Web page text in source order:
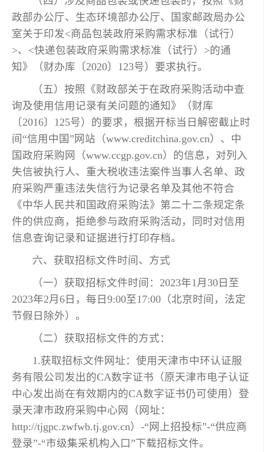
政部办公厅、生态环境部办公厅、国家邮政局办公
室关于印发<商品包装政府采购需求标准（试行）
>、<快递包装政府采购需求标准（试行）>的通
知》（财办库〔2020〕123号）要求执行。
（五）按照《财政部关于在政府采购活动中查
询及使用信用记录有关问题的通知》（财库
〔2016〕125号）的要求，根据开标当日解密截止时
间“信用中国”网站（www.creditchina.gov.cn）、中
国政府采购网（www.ccgp.gov.cn）的信息，对列入
失信被执行人、重大税收违法案件当事人名单、政
府采购严重违法失信行为记录名单及其他不符合
《中华人民共和国政府采购法》第二十二条规定条
件的供应商，拒绝参与政府采购活动，同时对信用
信息查询记录和证据进行打印存档。
六、获取招标文件时间、方式
（一）获取招标文件时间：2023年1月30日至
2023年2月6日，每日9:00至17:00（北京时间，法定
节假日除外）。
（二）获取招标文件的方式：
1.获取招标文件网址：使用天津市中环认证服
务有限公司发出的CA数字证书（原天津市电子认证
中心发出尚在有效期内的CA数字证书仍可使用）登
录天津市政府采购中心网（网址：
http://tjgpc.zwfwb.tj.gov.cn）-“网上招投标”-“供应商
登录”-“市级集采机构入口”下载招标文件。